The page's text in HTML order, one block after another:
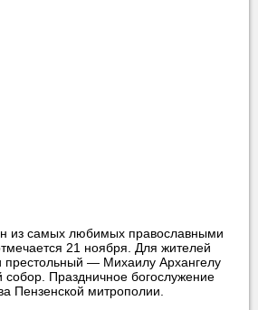
из самых любимых православными
21 ноября. Для жителей
— Михаилу Архангелу
собор. Праздничное богослужение
Пензенской митрополии.